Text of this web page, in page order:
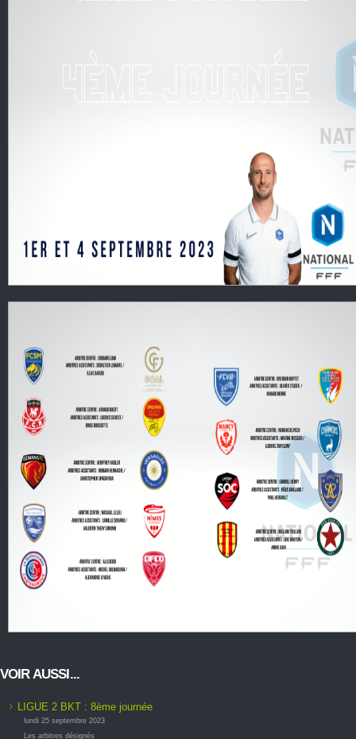
VOIR AUSSI...
LIGUE 2 BKT : 8ème journée
lundi 25 septembre 2023
Les arbitres désignés